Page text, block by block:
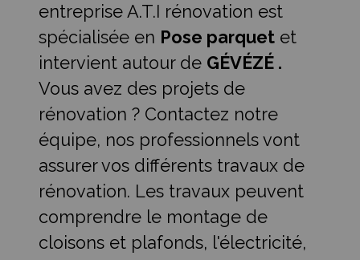
entreprise A.T.I rénovation est
spécialisée en Pose parquet et
intervient autour de GÉVÉZÉ .
Vous avez des projets de
rénovation ? Contactez notre
équipe, nos professionnels vont
assurer vos différents travaux de
rénovation. Les travaux peuvent
comprendre le montage de
cloisons et plafonds, l'électricité,